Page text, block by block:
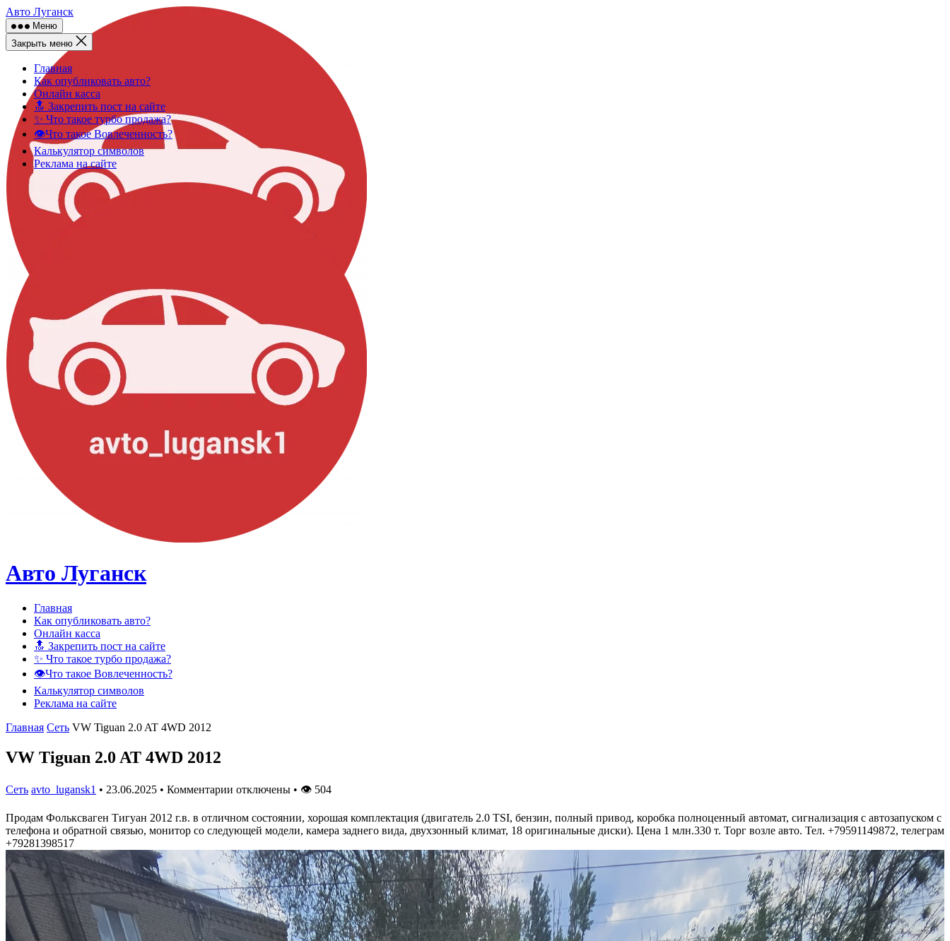
Skip
to
content
Авто Луганск
Меню
Закрыть меню
Главная
Как опубликовать авто?
Онлайн касса
🔝 Закрепить пост на сайте
✨ Что такое турбо продажа?
👁️Что такое Вовлеченность?
Калькулятор символов
Реклама на сайте
Авто Луганск
Главная
Как опубликовать авто?
Онлайн касса
🔝 Закрепить пост на сайте
✨ Что такое турбо продажа?
👁️Что такое Вовлеченность?
Калькулятор символов
Реклама на сайте
Главная Сеть VW Tiguan 2.0 AT 4WD 2012
VW Tiguan 2.0 AT 4WD 2012
Сеть avto_lugansk1 • 23.06.2025 • Комментарии отключены • 👁 504
Продам Фольксваген Тигуан 2012 г.в. в отличном состоянии, хорошая комплектация (двигатель 2.0 TSI, бензин, полный привод, коробка полноценный автомат, сигнализация с автозапуском с
телефона и обратной связью, монитор со следующей модели, камера заднего вида, двухзонный климат, 18 оригинальные диски). Цена 1 млн.330 т. Торг возле авто. Тел. +79591149872, телеграм
+79281398517